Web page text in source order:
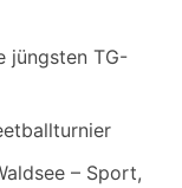
jüngsten TG-
– Sport,